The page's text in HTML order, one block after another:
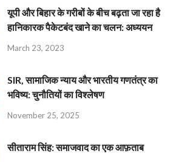
यूपी और बिहार के गरीबों के बीच बढ़ता जा रहा है
हानिकारक पैकेटबंद खाने का चलन: अध्ययन
March 23, 2023
SIR, सामाजिक न्याय और भारतीय गणतंत्र का
भविष्य: चुनौतियों का विश्लेषण
November 25, 2025
सीताराम सिंह: समाजवाद का एक आफ़ताब